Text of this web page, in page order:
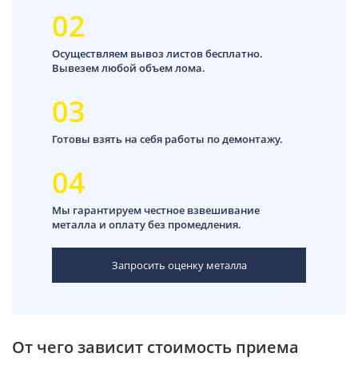
02
Осуществляем вывоз листов бесплатно.
Вывезем любой объем лома.
03
Готовы взять на себя работы по демонтажу.
04
Мы гарантируем честное взвешивание
металла и оплату без промедления.
Запросить оценку металла
От чего зависит стоимость приема